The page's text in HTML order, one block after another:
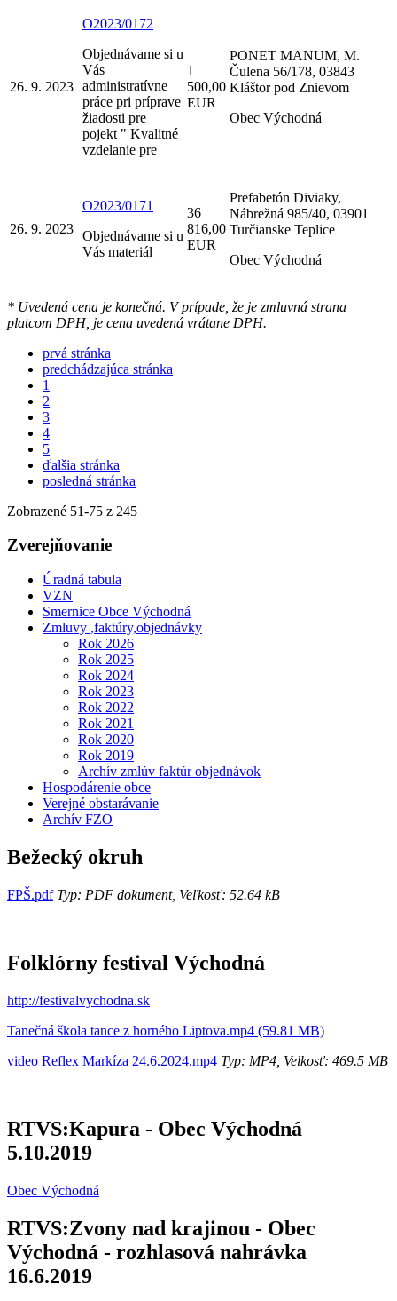
26. 9. 2023
O2023/0172
Objednávame si u
Vás
administratívne
práce pri príprave
žiadosti pre
pojekt " Kvalitné
vzdelanie pre
1
500,00
EUR
PONET MANUM, M.
Čulena 56/178, 03843
Kláštor pod Znievom
Obec Východná
26. 9. 2023
O2023/0171
Objednávame si u
Vás materiál
36
816,00
EUR
Prefabetón Diviaky,
Nábrežná 985/40, 03901
Turčianske Teplice
Obec Východná
* Uvedená cena je konečná. V prípade, že je zmluvná strana
platcom DPH, je cena uvedená vrátane DPH.
prvá stránka
predchádzajúca stránka
1
2
3
4
5
ďalšia stránka
posledná stránka
Zobrazené 51-75 z 245
Zverejňovanie
Úradná tabula
VZN
Smernice Obce Východná
Zmluvy ,faktúry,objednávky
Rok 2026
Rok 2025
Rok 2024
Rok 2023
Rok 2022
Rok 2021
Rok 2020
Rok 2019
Archív zmlúv faktúr objednávok
Hospodárenie obce
Verejné obstarávanie
Archív FZO
Bežecký okruh
FPŠ.pdfTyp: PDF dokument, Veľkosť: 52.64 kB
Folklórny festival Východná
http://festivalvychodna.sk
Tanečná škola tance z horného Liptova.mp4 (59.81 MB)
video Reflex Markíza 24.6.2024.mp4 Typ: MP4, Velkosť: 469.5 MB
RTVS:Kapura - Obec Východná
5.10.2019
Obec Východná
RTVS:Zvony nad krajinou - Obec
Východná - rozhlasová nahrávka
16.6.2019